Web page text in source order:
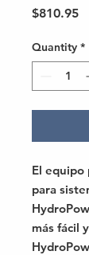
$810.95
Quantity *
El equipo
para
más fácil